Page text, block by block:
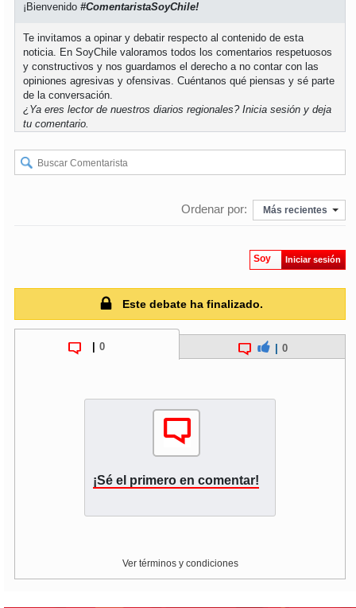
¡Bienvenido#ComentaristaSoyChile!
Te invitamos a opinar y debatir respecto al contenido de esta
noticia. En SoyChile valoramos todos los comentarios respetuosos
y constructivos y nos guardamos el derecho a no contar con las
opiniones agresivas y ofensivas. Cuéntanos qué piensas y sé parte
de la conversación.
¿Ya eres lector de nuestros diarios regionales?Inicia sesión y deja
tu comentario.
Ordenar por: Más recientes
Soy Iniciar sesión
Este debate ha finalizado.
0 0
¡Sé el primero en comentar!
Ver términos y condiciones